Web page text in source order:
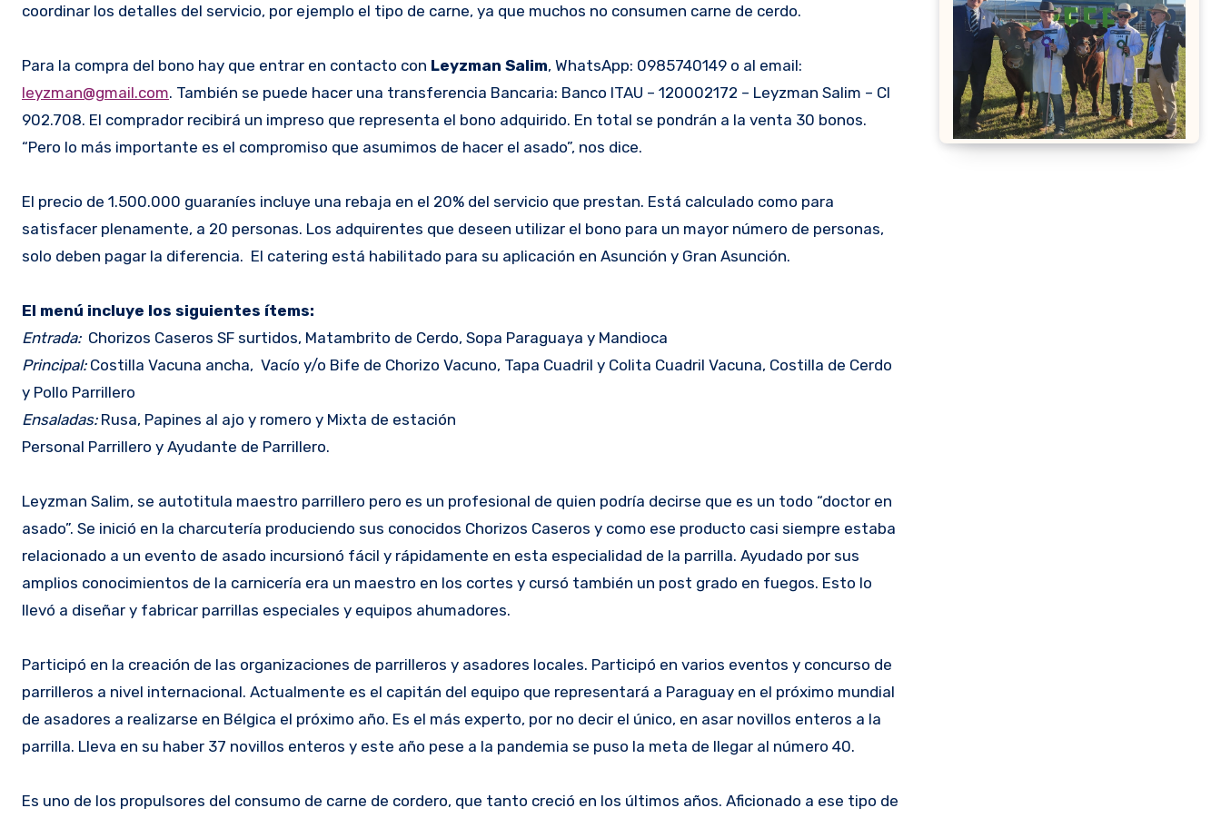
coordinar los detalles del servicio, por ejemplo el tipo de carne, ya que muchos no consumen carne de cerdo.
Para la compra del bono hay que entrar en contacto con Leyzman Salim, WhatsApp: 0985740149 o al email:
leyzman@gmail.com. También se puede hacer una transferencia Bancaria: Banco ITAU – 120002172 – Leyzman Salim – CI
902.708. El comprador recibirá un impreso que representa el bono adquirido. En total se pondrán a la venta 30 bonos.
“Pero lo más importante es el compromiso que asumimos de hacer el asado”, nos dice.
El precio de 1.500.000 guaraníes incluye una rebaja en el 20% del servicio que prestan. Está calculado como para
satisfacer plenamente, a 20 personas. Los adquirentes que deseen utilizar el bono para un mayor número de personas,
solo deben pagar la diferencia. El catering está habilitado para su aplicación en Asunción y Gran Asunción.
El menú incluye los siguientes ítems:
Entrada:Chorizos Caseros SF surtidos, Matambrito de Cerdo, Sopa Paraguaya y Mandioca
Principal:Costilla Vacuna ancha, Vacío y/o Bife de Chorizo Vacuno, Tapa Cuadril y Colita Cuadril Vacuna, Costilla de Cerdo
y Pollo Parrillero
Ensaladas:Rusa, Papines al ajo y romero y Mixta de estación
Personal Parrillero y Ayudante de Parrillero.
Leyzman Salim, se autotitula maestro parrillero pero es un profesional de quien podría decirse que es un todo “doctor en
asado”. Se inició en la charcutería produciendo sus conocidos Chorizos Caseros y como ese producto casi siempre estaba
relacionado a un evento de asado incursionó fácil y rápidamente en esta especialidad de la parrilla. Ayudado por sus
amplios conocimientos de la carnicería era un maestro en los cortes y cursó también un post grado en fuegos. Esto lo
llevó a diseñar y fabricar parrillas especiales y equipos ahumadores.
Participó en la creación de las organizaciones de parrilleros y asadores locales. Participó en varios eventos y concurso de
parrilleros a nivel internacional. Actualmente es el capitán del equipo que representará a Paraguay en el próximo mundial
de asadores a realizarse en Bélgica el próximo año. Es el más experto, por no decir el único, en asar novillos enteros a la
parrilla. Lleva en su haber 37 novillos enteros y este año pese a la pandemia se puso la meta de llegar al número 40.
Es uno de los propulsores del consumo de carne de cordero, que tanto creció en los últimos años. Aficionado a ese tipo de